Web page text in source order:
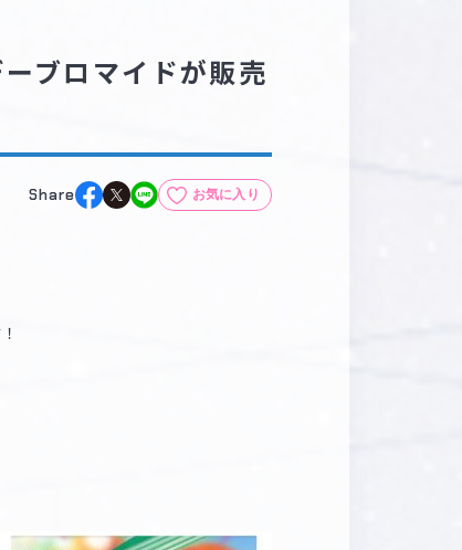
閲覧履歴・購入履歴
マイスケジュール メモ
ブロマイドが販売
Share お気に入り